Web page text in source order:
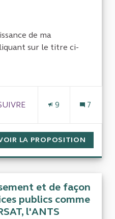
de ma
sur le titre ci-
: Environnement
ABONNÉS 9 7
LA PROPOSITION
et de façon
publics comme
l'ANTS